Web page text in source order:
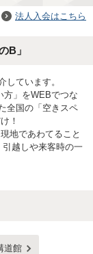
法人入会はこちら
B」
しています。
方」をWEBでつな
全国の「空きスペ
！
地であわてること
越しや来客時の一
道館